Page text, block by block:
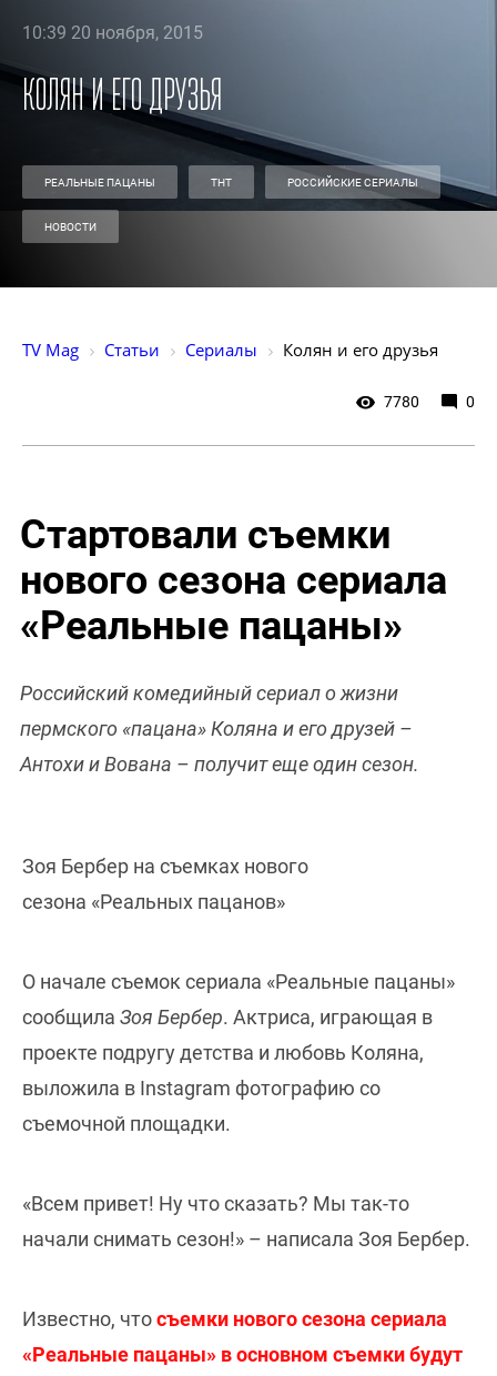
10:39 20 ноября, 2015
Колян и его друзья
РЕАЛЬНЫЕ ПАЦАНЫ ТНТ РОССИЙСКИЕ СЕРИАЛЫ
НОВОСТИ
TV Mag Статьи Сериалы Колян и его друзья
7780 0
Стартовали съемки
нового сезона сериала
«Реальные пацаны»
Российский комедийный сериал о жизни
пермского «пацана» Коляна и его друзей –
Антохи и Вована – получит еще один сезон.
Зоя Бербер на съемках нового
сезона «Реальных пацанов»
О начале съемок сериала «Реальные пацаны»
сообщила Зоя Бербер. Актриса, играющая в
проекте подругу детства и любовь Коляна,
выложила в Instagram фотографию со
съемочной площадки.
«Всем привет! Ну что сказать? Мы так-то
начали снимать сезон!» – написала Зоя Бербер.
Известно, чтосъемки нового сезона сериала
«Реальные пацаны» в основном съемки будут